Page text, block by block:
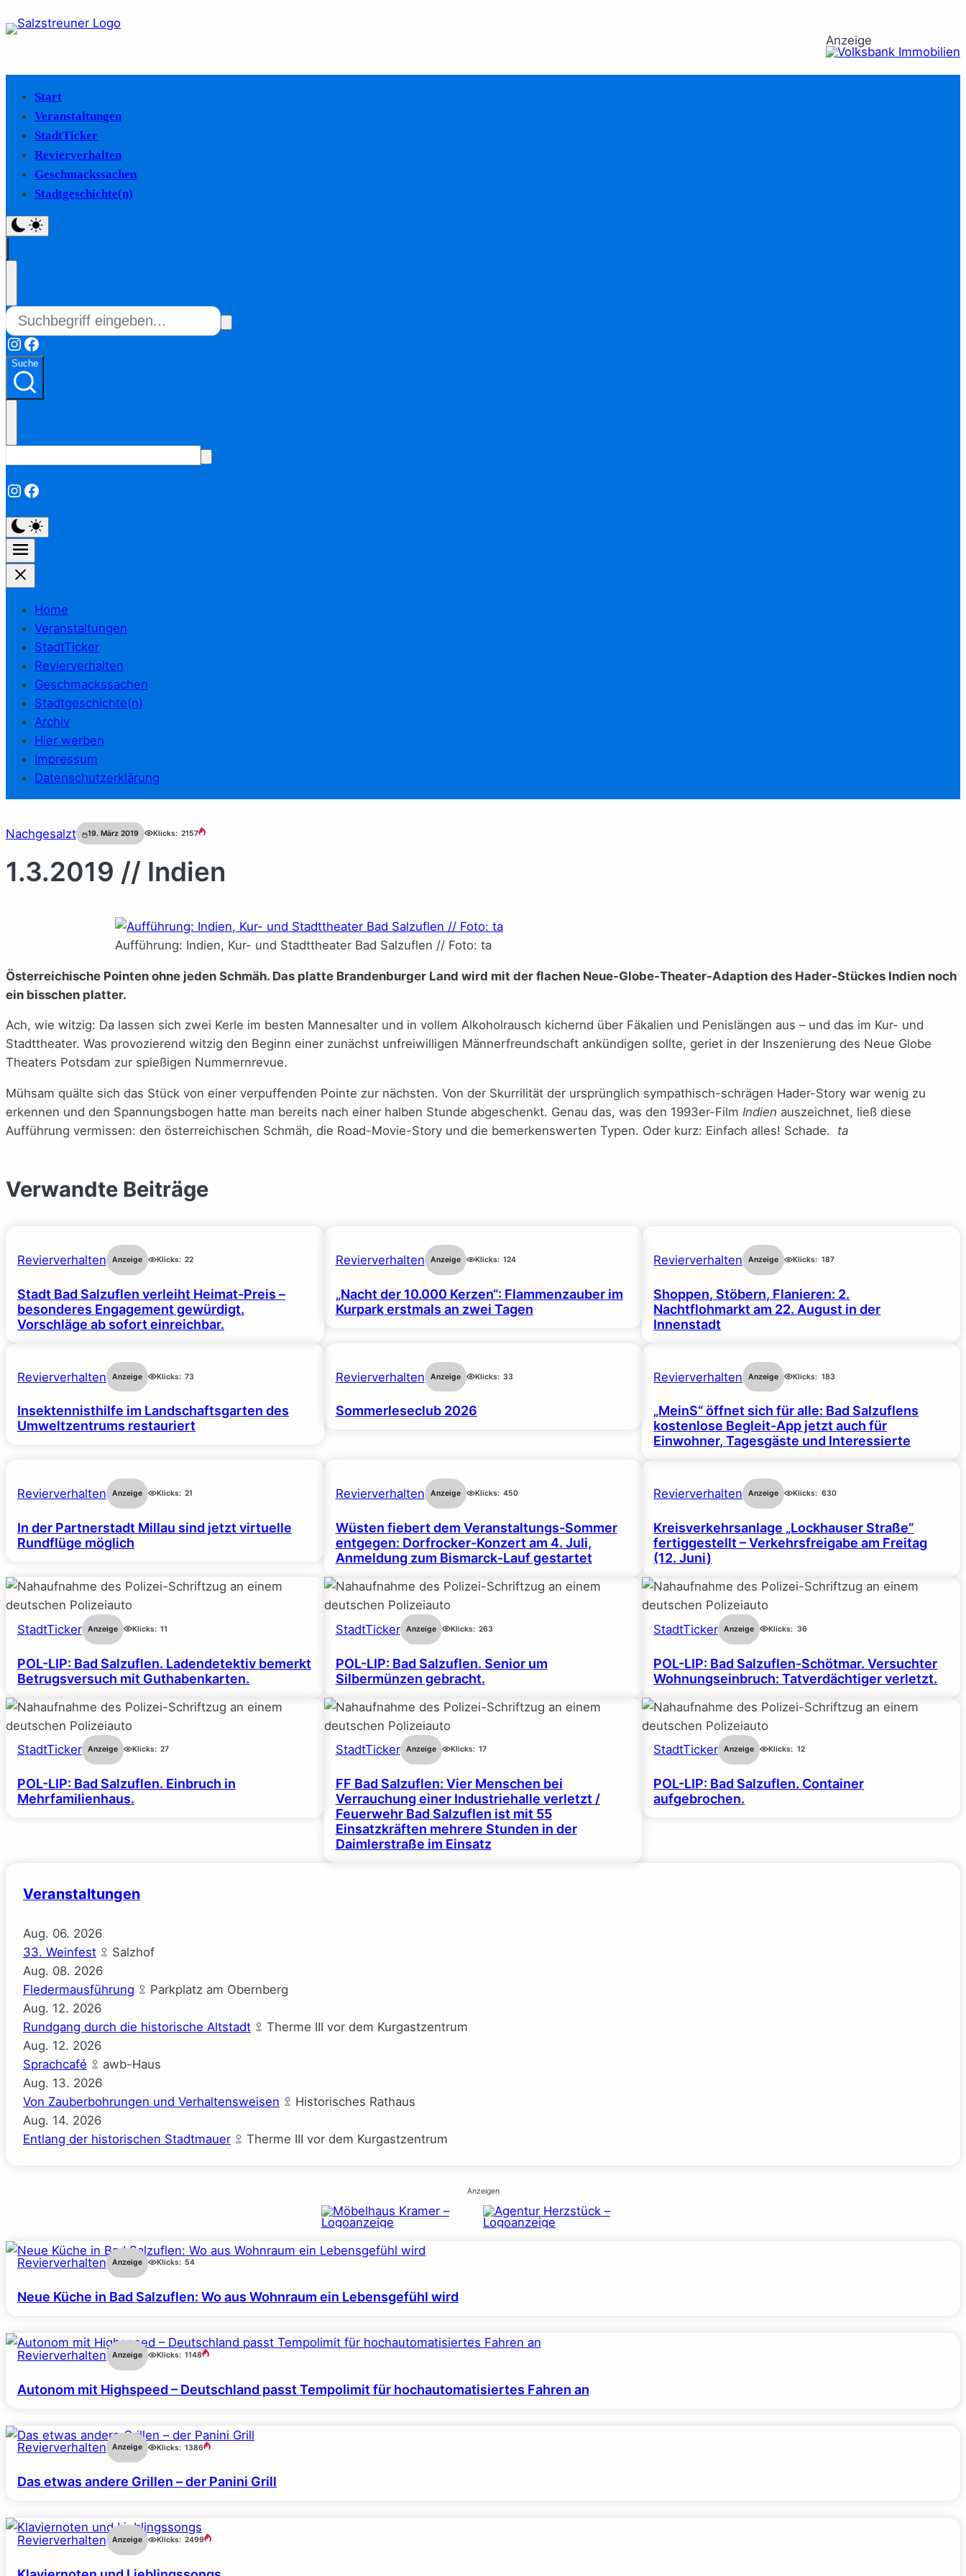
Anzeige
Start
Veranstaltungen
StadtTicker
Revierverhalten
Geschmackssachen
Stadtgeschichte(n)
Instagram
Facebook
Suche
Instagram
Facebook
Home
Veranstaltungen
StadtTicker
Revierverhalten
Geschmackssachen
Stadtgeschichte(n)
Archiv
Hier werben
Impressum
Datenschutzerklärung
Nachgesalzt 19. März 2019 Klicks: 2157
1.3.2019 // Indien
Aufführung: Indien, Kur- und Stadttheater Bad Salzuflen // Foto: ta
Österreichische Pointen ohne jeden Schmäh. Das platte Brandenburger Land wird mit der flachen Neue-Globe-Theater-Adaption des Hader-Stückes Indien noch
ein bisschen platter.
Ach, wie witzig: Da lassen sich zwei Kerle im besten Mannesalter und in vollem Alkoholrausch kichernd über Fäkalien und Penislängen aus – und das im Kur- und
Stadttheater. Was provozierend witzig den Beginn einer zunächst unfreiwilligen Männerfreundschaft ankündigen sollte, geriet in der Inszenierung des Neue Globe
Theaters Potsdam zur spießigen Nummernrevue.
Mühsam quälte sich das Stück von einer verpuffenden Pointe zur nächsten. Von der Skurrilität der ursprünglich sympathisch-schrägen Hader-Story war wenig zu
erkennen und den Spannungsbogen hatte man bereits nach einer halben Stunde abgeschenkt. Genau das, was den 1993er-Film Indien auszeichnet, ließ diese
Aufführung vermissen: den österreichischen Schmäh, die Road-Movie-Story und die bemerkenswerten Typen. Oder kurz: Einfach alles! Schade. ta
Verwandte Beiträge
Revierverhalten Anzeige Klicks: 22
Stadt Bad Salzuflen verleiht Heimat-Preis –
besonderes Engagement gewürdigt.
Vorschläge ab sofort einreichbar.
Revierverhalten Anzeige Klicks: 124
„Nacht der 10.000 Kerzen“: Flammenzauber im
Kurpark erstmals an zwei Tagen
Revierverhalten Anzeige Klicks: 187
Shoppen, Stöbern, Flanieren: 2.
Nachtflohmarkt am 22. August in der
Innenstadt
Revierverhalten Anzeige Klicks: 73
Insektennisthilfe im Landschaftsgarten des
Umweltzentrums restauriert
Revierverhalten Anzeige Klicks: 33
Sommerleseclub 2026
Revierverhalten Anzeige Klicks: 183
„MeinS“ öffnet sich für alle: Bad Salzuflens
kostenlose Begleit-App jetzt auch für
Einwohner, Tagesgäste und Interessierte
Revierverhalten Anzeige Klicks: 21
In der Partnerstadt Millau sind jetzt virtuelle
Rundflüge möglich
Revierverhalten Anzeige Klicks: 450
Wüsten fiebert dem Veranstaltungs-Sommer
entgegen: Dorfrocker-Konzert am 4. Juli,
Anmeldung zum Bismarck-Lauf gestartet
Revierverhalten Anzeige Klicks: 630
Kreisverkehrsanlage „Lockhauser Straße“
fertiggestellt – Verkehrsfreigabe am Freitag
(12. Juni)
StadtTicker Anzeige Klicks: 11
POL-LIP: Bad Salzuflen. Ladendetektiv bemerkt
Betrugsversuch mit Guthabenkarten.
StadtTicker Anzeige Klicks: 263
POL-LIP: Bad Salzuflen. Senior um
Silbermünzen gebracht.
StadtTicker Anzeige Klicks: 36
POL-LIP: Bad Salzuflen-Schötmar. Versuchter
Wohnungseinbruch: Tatverdächtiger verletzt.
StadtTicker Anzeige Klicks: 27
POL-LIP: Bad Salzuflen. Einbruch in
Mehrfamilienhaus.
StadtTicker Anzeige Klicks: 17
FF Bad Salzuflen: Vier Menschen bei
Verrauchung einer Industriehalle verletzt /
Feuerwehr Bad Salzuflen ist mit 55
Einsatzkräften mehrere Stunden in der
Daimlerstraße im Einsatz
StadtTicker Anzeige Klicks: 12
POL-LIP: Bad Salzuflen. Container
aufgebrochen.
Veranstaltungen
Aug. 06. 2026
33. Weinfest
Salzhof
Aug. 08. 2026
Fledermausführung
Parkplatz am Obernberg
Aug. 12. 2026
Rundgang durch die historische Altstadt
Therme III vor dem Kurgastzentrum
Aug. 12. 2026
Sprachcafé
awb-Haus
Aug. 13. 2026
Von Zauberbohrungen und Verhaltensweisen
Historisches Rathaus
Aug. 14. 2026
Entlang der historischen Stadtmauer
Therme III vor dem Kurgastzentrum
Anzeigen
Revierverhalten Anzeige Klicks: 54
Neue Küche in Bad Salzuflen: Wo aus Wohnraum ein Lebensgefühl wird
Revierverhalten Anzeige Klicks: 1148
Autonom mit Highspeed – Deutschland passt Tempolimit für hochautomatisiertes Fahren an
Revierverhalten Anzeige Klicks: 1386
Das etwas andere Grillen – der Panini Grill
Revierverhalten Anzeige Klicks: 2499